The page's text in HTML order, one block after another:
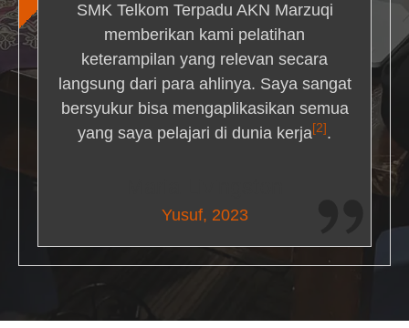
SMK Telkom Terpadu AKN Marzuqi
memberikan kami pelatihan
keterampilan yang relevan secara
langsung dari para ahlinya. Saya sangat
bersyukur bisa mengaplikasikan semua
yang saya pelajari di dunia kerja[2] .
Yusuf, 2023